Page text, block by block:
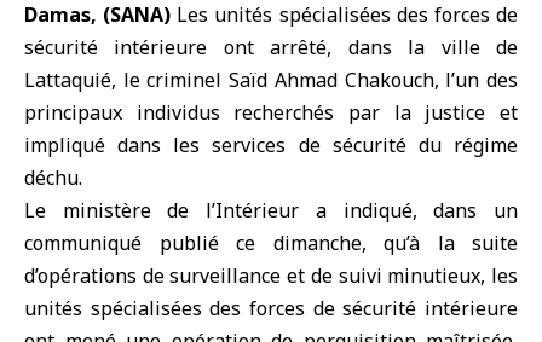
Damas, (SANA) Les unités spécialisées des forces de
sécurité intérieure ont arrêté, dans la ville de
Lattaquié, le criminel Saïd Ahmad Chakouch, l’un des
principaux individus recherchés par la justice et
impliqué dans les services de sécurité du régime
déchu.
Le ministère de l’Intérieur a indiqué, dans un
communiqué publié ce dimanche, qu’à la suite
d’opérations de surveillance et de suivi minutieux, les
unités spécialisées des forces de sécurité intérieure